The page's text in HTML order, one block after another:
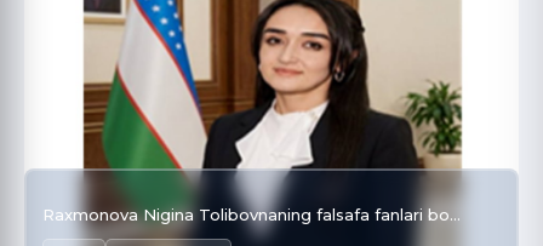
Raxmonova Nigina Tolibovnaning falsafa fanlari bo…